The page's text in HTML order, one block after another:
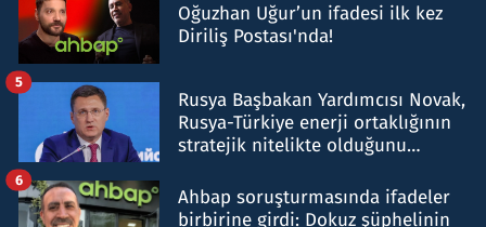
Oğuzhan Uğur’un ifadesi ilk kez
Diriliş Postası'nda!
Rusya Başbakan Yardımcısı Novak,
Rusya-Türkiye enerji ortaklığının
stratejik nitelikte olduğunu
5
Ahbap soruşturmasında ifadeler
birbirine girdi: Dokuz şüphelinin
6